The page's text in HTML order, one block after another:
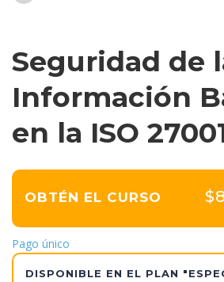
Seguridad de
Información
en la ISO
OBTÉN EL CURSO
Pago único
DISPONIBLE EN EL PLAN